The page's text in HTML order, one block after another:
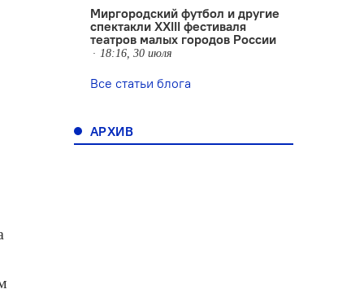
Миргородский футбол и другие
спектакли XXIII фестиваля
театров малых городов России
18:16, 30 июля
Все статьи блога
АРХИВ